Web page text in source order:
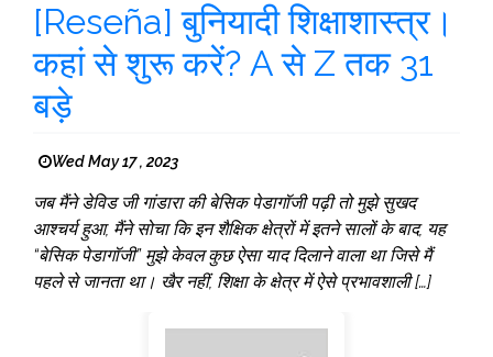
[Reseña] बुनियादी शिक्षाशास्त्र।
कहां से शुरू करें? A से Z तक 31
बड़े
Wed May 17 , 2023
जब मैंने डेविड जी गांडारा की बेसिक पेडागॉजी पढ़ी तो मुझे सुखद
आश्चर्य हुआ, मैंने सोचा कि इन शैक्षिक क्षेत्रों में इतने सालों के बाद, यह
“बेसिक पेडागॉजी” मुझे केवल कुछ ऐसा याद दिलाने वाला था जिसे मैं
पहले से जानता था। खैर नहीं, शिक्षा के क्षेत्र में ऐसे प्रभावशाली […]